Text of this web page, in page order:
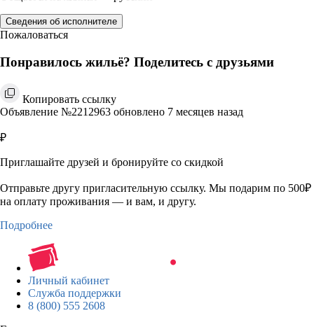
Сведения об исполнителе
Пожаловаться
Понравилось жильё? Поделитесь с друзьями
Копировать ссылку
Объявление №2212963 обновлено 7 месяцев назад
₽
Приглашайте друзей и бронируйте со скидкой
Отправьте другу пригласительную ссылку. Мы подарим по 500₽
на оплату проживания — и вам, и другу.
Подробнее
Личный кабинет
Служба поддержки
8 (800) 555 2608